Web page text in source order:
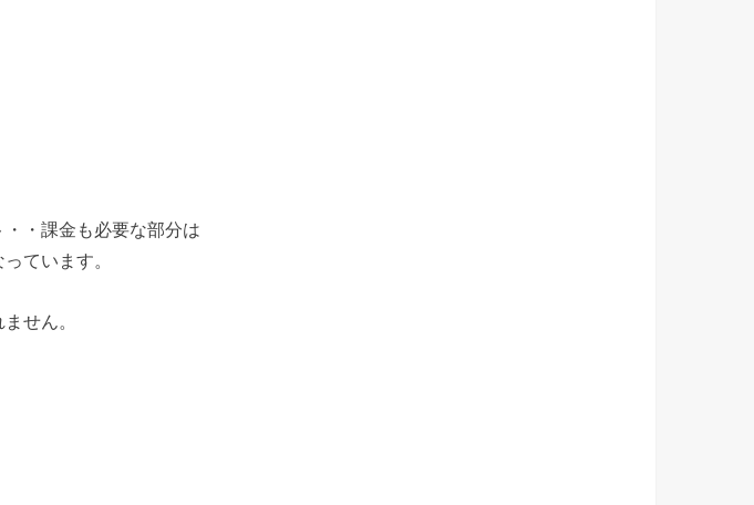
・課金も必要な部分は
ています。
せん。